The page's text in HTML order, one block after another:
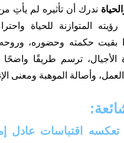
ندرك أن تأثيره لم يأتِ
المتوازنة للحياة
بقيت حكمته وحضوره،
الأجيال، ترسم طريقًا
وأصالة الموهبة ومعنى
اقتباسات عادل